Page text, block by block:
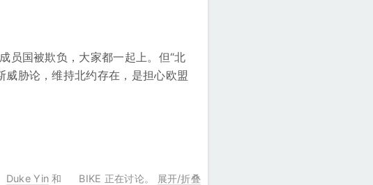
员国被欺负，大家都一起上。但“北
胁论，维持北约存在，是担心欧盟
Duke Yin 和 BIKE 正在讨论。 展开/折叠